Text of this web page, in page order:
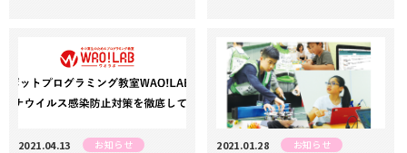
2021.04.13 お知らせ 2021.01.28 お知らせ